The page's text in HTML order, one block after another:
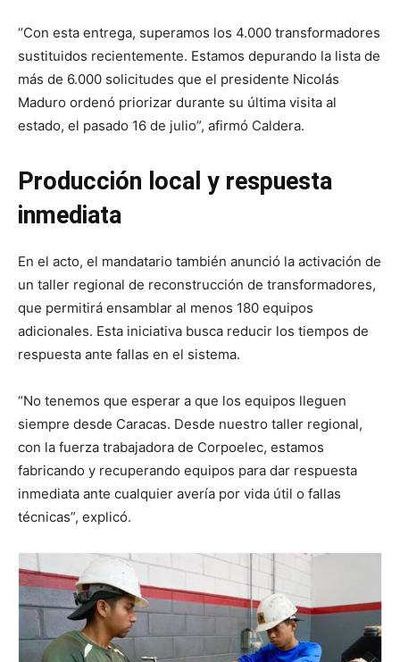
“Con esta entrega, superamos los 4.000 transformadores
sustituidos recientemente. Estamos depurando la lista de
más de 6.000 solicitudes que el presidente Nicolás
Maduro ordenó priorizar durante su última visita al
estado, el pasado 16 de julio”, afirmó Caldera.
Producción local y respuesta
inmediata
En el acto, el mandatario también anunció la activación de
un taller regional de reconstrucción de transformadores,
que permitirá ensamblar al menos 180 equipos
adicionales. Esta iniciativa busca reducir los tiempos de
respuesta ante fallas en el sistema.
“No tenemos que esperar a que los equipos lleguen
siempre desde Caracas. Desde nuestro taller regional,
con la fuerza trabajadora de Corpoelec, estamos
fabricando y recuperando equipos para dar respuesta
inmediata ante cualquier avería por vida útil o fallas
técnicas”, explicó.